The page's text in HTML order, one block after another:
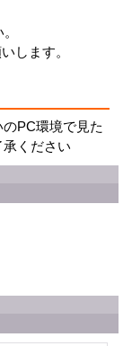
します。
PC環境で見た
ください